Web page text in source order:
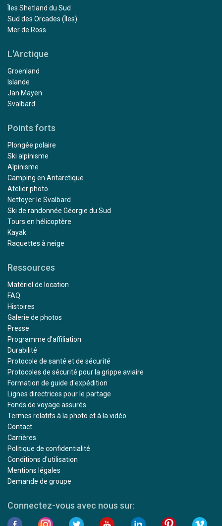
Îles Shetland du Sud
Sud des Orcades (Îles)
Mer de Ross
L'Arctique
Groenland
Islande
Jan Mayen
Svalbard
Points forts
Plongée polaire
Ski alpinisme
Alpinisme
Camping en Antarctique
Atelier photo
Nettoyer le Svalbard
Ski de randonnée Géorgie du Sud
Tours en hélicoptère
Kayak
Raquettes à neige
Ressources
Matériel de location
FAQ
Histoires
Galerie de photos
Presse
Programme d'affiliation
Durabilité
Protocole de santé et de sécurité
Protocoles de sécurité pour la grippe aviaire
Formation de guide d'expédition
Lignes directrices pour le partage
Fonds de voyage assurés
Termes relatifs à la photo et à la vidéo
Contact
Carrières
Politique de confidentialité
Conditions d'utilisation
Mentions légales
Demande de groupe
Connectez-vous avec nous sur: